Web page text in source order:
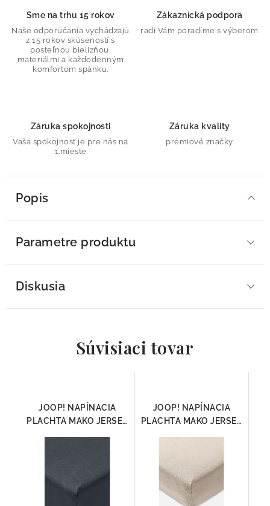
Sme na trhu 15 rokov
Naše odporúčania vychádzajú
z 15 rokov skúseností s
posteľnou bielizňou,
materiálmi a každodenným
komfortom spánku.
Zákaznícká podpora
radi Vám poradíme s výberom
Záruka spokojnosti
Vaša spokojnosť je pre nás na
1.mieste
Záruka kvality
prémiové značky
Popis
Parametre produktu
Diskusia
Súvisiaci tovar
JOOP! NAPÍNACIA
PLACHTA MAKO JERSEY
JOOP! NAPÍNACIA
PLACHTA MAKO JERSEY